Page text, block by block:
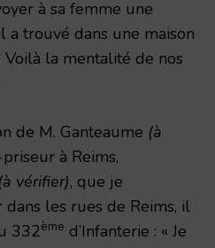
à sa femme une
a trouvé dans une maison
Voilà la mentalité de nos
de M. Ganteaume (à
à Reims,
(à vérifier), que je
les rues de Reims, il
332ème d’Infanterie : « Je